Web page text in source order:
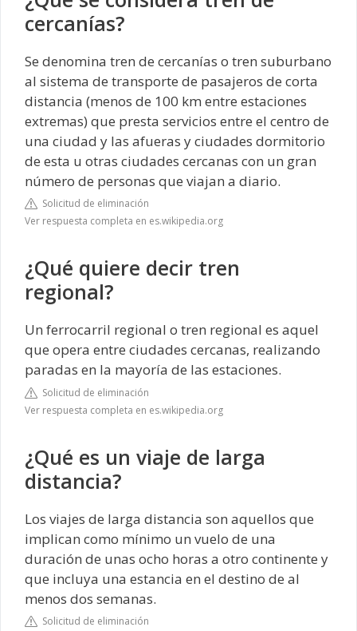
cercanías?
Se denomina tren de cercanías o tren suburbano
al sistema de transporte de pasajeros de corta
distancia (menos de 100 km entre estaciones
extremas) que presta servicios entre el centro de
una ciudad y las afueras y ciudades dormitorio
de esta u otras ciudades cercanas con un gran
número de personas que viajan a diario.
Solicitud de eliminación
Ver respuesta completa en es.wikipedia.org
¿Qué quiere decir tren
regional?
Un ferrocarril regional o tren regional es aquel
que opera entre ciudades cercanas, realizando
paradas en la mayoría de las estaciones.
Solicitud de eliminación
Ver respuesta completa en es.wikipedia.org
¿Qué es un viaje de larga
distancia?
Los viajes de larga distancia son aquellos que
implican como mínimo un vuelo de una
duración de unas ocho horas a otro continente y
que incluya una estancia en el destino de al
menos dos semanas.
Solicitud de eliminación